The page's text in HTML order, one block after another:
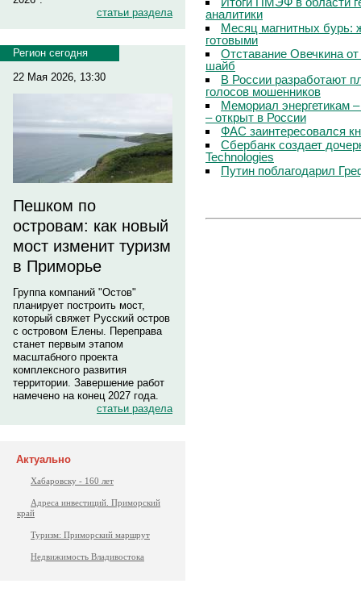
статьи раздела
Регион сегодня
22 Мая 2026, 13:30
Пешком по
островам: как новый
мост изменит туризм
в Приморье
Группа компаний "Остов"
планирует построить мост,
который свяжет Русский остров
с островом Елены. Переправа
станет первым этапом
масштабного проекта
комплексного развития
территории. Завершение работ
намечено на конец 2027 года.
статьи раздела
Актуально
Хабаровску - 160 лет
Адреса инвестиций. Приморский
край
Туризм: Приморский маршрут
Недвижимость Владивостока
аналитики
Месяц магнитных бурь:
готовыми
Отставание Овечкина
шайб
В России разработают
голосов мошенников
Мемориал энергетикам
– открыт в России
ФАС заинтересовался
Сбербанк создает
Technologies
Путин поблагодарил